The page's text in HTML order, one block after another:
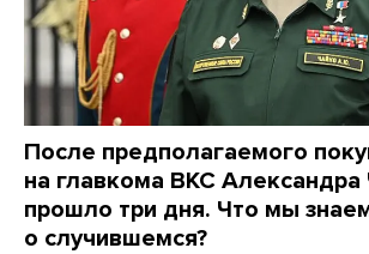
После предполагаемого
на главкома ВКС Александра
прошло три дня. Что мы
о случившемся?